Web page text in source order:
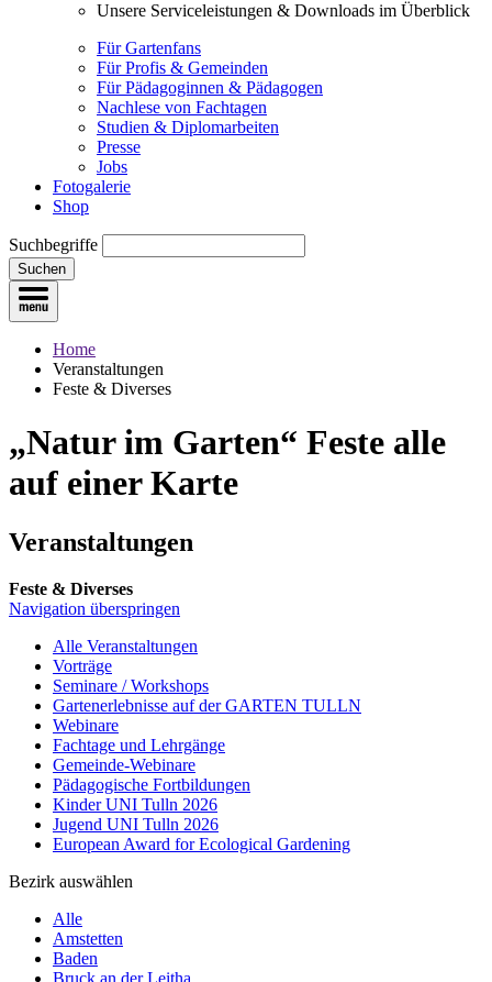
Unsere Serviceleistungen & Downloads im Überblick
Für Gartenfans
Für Profis & Gemeinden
Für Pädagoginnen & Pädagogen
Nachlese von Fachtagen
Studien & Diplomarbeiten
Presse
Jobs
Fotogalerie
Shop
Suchbegriffe
Suchen
Home
Veranstaltungen
Feste & Diverses
„Natur im Garten“ Feste alle
auf einer Karte
Veranstaltungen
Feste & Diverses
Navigation überspringen
Alle Veranstaltungen
Vorträge
Seminare / Workshops
Gartenerlebnisse auf der GARTEN TULLN
Webinare
Fachtage und Lehrgänge
Gemeinde-Webinare
Pädagogische Fortbildungen
Kinder UNI Tulln 2026
Jugend UNI Tulln 2026
European Award for Ecological Gardening
Bezirk auswählen
Alle
Amstetten
Baden
Bruck an der Leitha